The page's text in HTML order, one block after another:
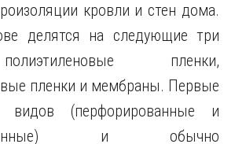
кровли и стен дома.
делятся на следующие три
пленки,
пленки и мембраны. Первые
(перфорированные и
и обычно